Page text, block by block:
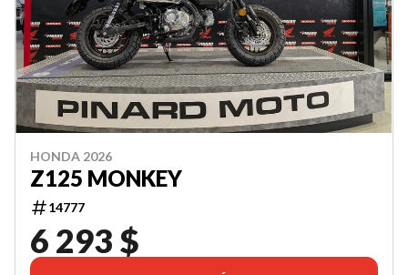
HONDA 2026
Z125 MONKEY
14777
6 293 $